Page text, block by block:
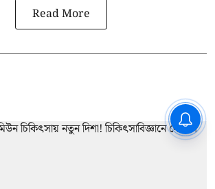
Read More
ভোট ঘোষণার প্রতিবাদ - আদালতের
দ্বারস্থ হবে সিপিআইএম